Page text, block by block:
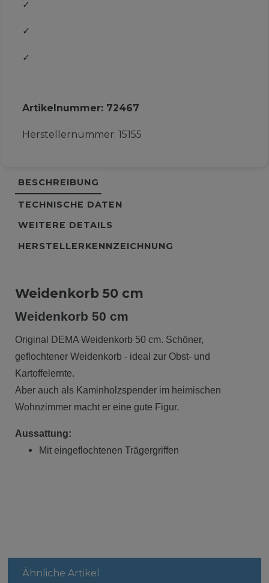
✓
✓
✓
Artikelnummer: 72467
Herstellernummer: 15155
BESCHREIBUNG
TECHNISCHE DATEN
WEITERE DETAILS
HERSTELLERKENNZEICHNUNG
Weidenkorb 50 cm
Weidenkorb 50 cm
Original DEMA Weidenkorb 50 cm. Schöner,
geflochtener Weidenkorb - ideal zur Obst- und
Kartoffelernte.
Aber auch als Kaminholzspender im heimischen
Wohnzimmer macht er eine gute Figur.
Aussattung:
Mit eingeflochtenen Trägergriffen
Ähnliche Artikel